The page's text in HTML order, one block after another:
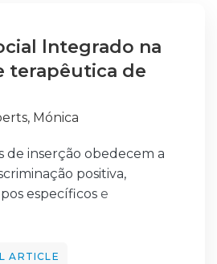
lntegrado na
terapêutica de
Mónica
de inserção obedecem a
positiva,
específicos e
concretas para
o integração dos
ARTICLE